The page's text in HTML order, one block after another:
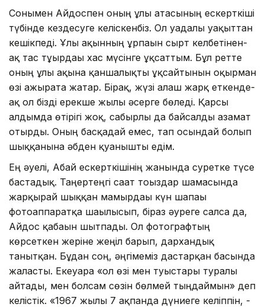
Сонымен Айдоспен оның ұлы атасының ескерткіші
түбінде кездесуге келіскенбіз. Ол уағдалы уақыттан
кешікпеді. Ұлы ақынның ұрпағын сырт келбетінен-
ақ тас тұғырдағы хас мүсінге ұқсаттым. Бұл ретте
оның ұлы ақынға қаншалықты ұқсайтынын оқырман
өзі ажырата жатар. Бірақ, жүзі алғаш жарқ еткенде-
ақ ол бізді ерекше жылы әсерге бөледі. Қарсы
алдымда өтірігі жоқ, сабырлы да байсалды азамат
отырды. Оның басқадай емес, тап осындай болып
шыққанына әбден қуанышты едім.
Ең әуелі, Абай ескерткішінің жанында суретке түсе
бастадық. Таңертеңгі сағат тоғыздар шамасында
жарқырай шыққан мамырдағы күн шапағы
фотоаппаратқа шағылысып, біраз әуреге салса да,
Айдос қабағын шытпады. Ол фотографтың
көрсеткен жеріне жеңіл барып, дархандық
танытқан. Бұдан соң, әңгімеміз дастарқан басында
жалғасты. Екеуара «ол өзі мен туыстары туралы
айтады, мен болсам сөзін бөлмей тыңдаймын» деп
келістік. «1967 жылғы 7 ақпанда дүниеге келіппін, -